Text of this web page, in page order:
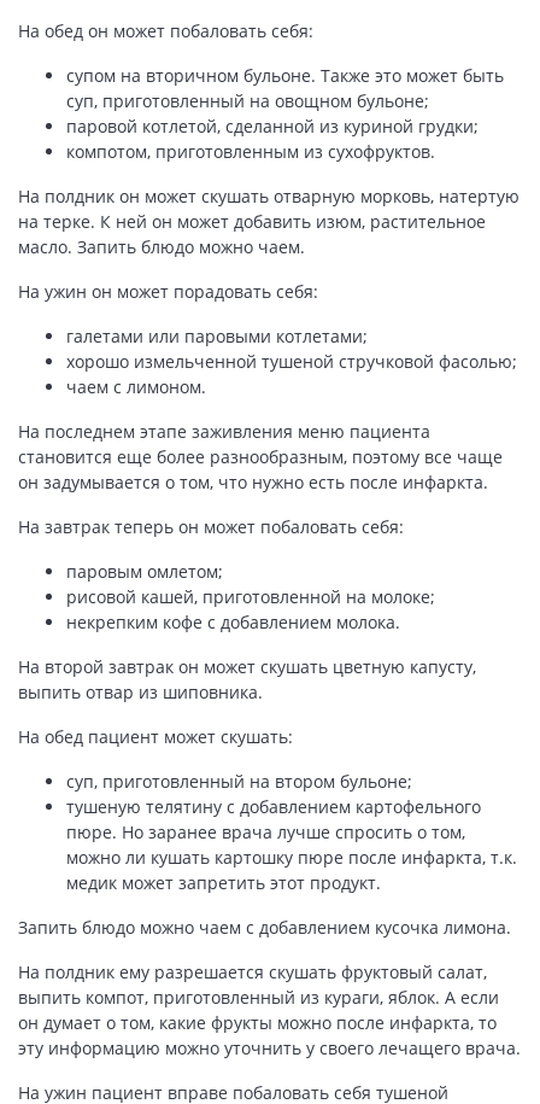
На обед он может побаловать себя:
супом на вторичном бульоне. Также это может быть
суп, приготовленный на овощном бульоне;
паровой котлетой, сделанной из куриной грудки;
компотом, приготовленным из сухофруктов.
На полдник он может скушать отварную морковь, натертую
на терке. К ней он может добавить изюм, растительное
масло. Запить блюдо можно чаем.
На ужин он может порадовать себя:
галетами или паровыми котлетами;
хорошо измельченной тушеной стручковой фасолью;
чаем с лимоном.
На последнем этапе заживления меню пациента
становится еще более разнообразным, поэтому все чаще
он задумывается о том, что нужно есть после инфаркта.
На завтрак теперь он может побаловать себя:
паровым омлетом;
рисовой кашей, приготовленной на молоке;
некрепким кофе с добавлением молока.
На второй завтрак он может скушать цветную капусту,
выпить отвар из шиповника.
На обед пациент может скушать:
суп, приготовленный на втором бульоне;
тушеную телятину с добавлением картофельного
пюре. Но заранее врача лучше спросить о том,
можно ли кушать картошку пюре после инфаркта, т.к.
медик может запретить этот продукт.
Запить блюдо можно чаем с добавлением кусочка лимона.
На полдник ему разрешается скушать фруктовый салат,
выпить компот, приготовленный из кураги, яблок. А если
он думает о том, какие фрукты можно после инфаркта, то
эту информацию можно уточнить у своего лечащего врача.
На ужин пациент вправе побаловать себя тушеной